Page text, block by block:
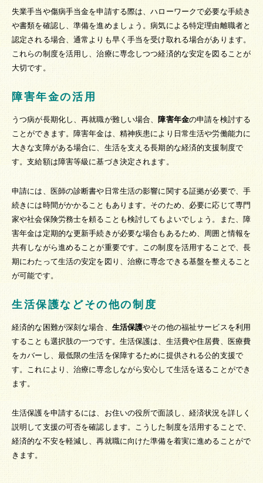
失業手当や傷病手当金を申請する際は、ハローワークで必要な手続き
や書類を確認し、準備を進めましょう。病気による特定理由離職者と
認定される場合、通常よりも早く手当を受け取れる場合があります。
これらの制度を活用し、治療に専念しつつ経済的な安定を図ることが
大切です。
障害年金の活用
うつ病が長期化し、再就職が難しい場合、障害年金の申請を検討する
ことができます。障害年金は、精神疾患により日常生活や労働能力に
大きな支障がある場合に、生活を支える長期的な経済的支援制度で
す。支給額は障害等級に基づき決定されます。
申請には、医師の診断書や日常生活の影響に関する証拠が必要で、手
続きには時間がかかることもあります。そのため、必要に応じて専門
家や社会保険労務士を頼ることも検討してもよいでしょう。また、障
害年金は定期的な更新手続きが必要な場合もあるため、周囲と情報を
共有しながら進めることが重要です。この制度を活用することで、長
期にわたって生活の安定を図り、治療に専念できる基盤を整えること
が可能です。
生活保護などその他の制度
経済的な困難が深刻な場合、 生活保護やその他の福祉サービスを利用
することも選択肢の一つです。生活保護は、生活費や住居費、医療費
をカバーし、最低限の生活を保障するために提供される公的支援で
す。これにより、治療に専念しながら安心して生活を送ることができ
ます。
生活保護を申請するには、お住いの役所で面談し、経済状況を詳しく
説明して支援の可否を確認します。こうした制度を活用することで、
経済的な不安を軽減し、再就職に向けた準備を着実に進めることがで
きます。